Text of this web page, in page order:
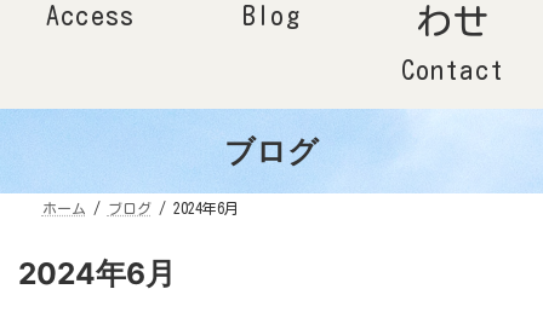
Access Blog
わせ
Contact
ブログ
ホーム ブログ 2024年6月
2024年6月